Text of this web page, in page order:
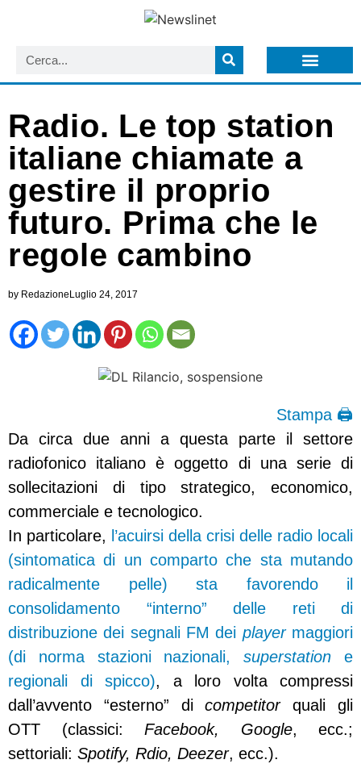
Radio. Le top station
italiane chiamate a
gestire il proprio
futuro. Prima che le
regole cambino
by RedazioneLuglio 24, 2017
Stampa 🖨
Da circa due anni a questa parte il settore
radiofonico italiano è oggetto di una serie di
sollecitazioni di tipo strategico, economico,
commerciale e tecnologico.
In particolare, l’acuirsi della crisi delle radio locali
(sintomatica di un comparto che sta mutando
radicalmente pelle) sta favorendo il
consolidamento “interno” delle reti di
distribuzione dei segnali FM dei playermaggiori
(di norma stazioni nazionali,superstation e
regionali di spicco), a loro volta compressi
dall’avvento “esterno” dicompetitorquali gli
OTT (classici: Facebook, Google, ecc.;
settoriali: Spotify, Rdio, Deezer, ecc.).